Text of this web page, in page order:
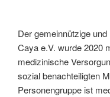
Der gemeinnützige
Caya e.V. wurde 2020
medizinische
sozial benachteiligten
Personengruppe ist